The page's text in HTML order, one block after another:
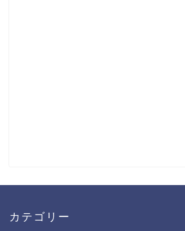
カテゴリー